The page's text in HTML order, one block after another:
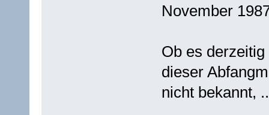
November
Ob es
dieser
nicht bekannt,